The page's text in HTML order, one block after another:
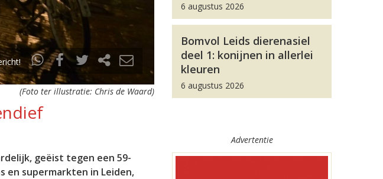
(Foto ter illustratie: Chris de Waard)
geëist tegen een 59-
en supermarkten in Leiden,
6 augustus 2026
Bomvol Leids dierenasiel
deel 1: konijnen in allerlei
kleuren
6 augustus 2026
Advertentie